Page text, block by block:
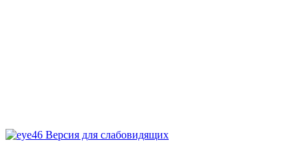
Версия для слабовидящих